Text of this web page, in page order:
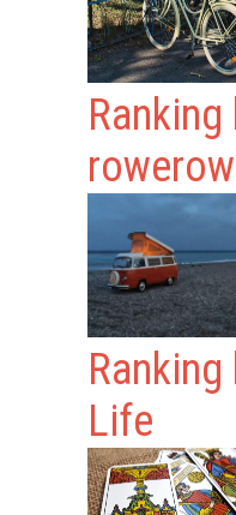
Ranking
Ranking
Life